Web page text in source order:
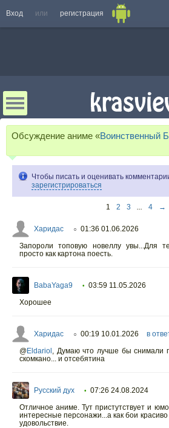
Вход или регистрация
Обсуждение аниме «Воинственный
Чтобы писать и оценивать
зарегистрироваться
1 2 3 ... 4 →
Харидас ○ 01:36 01.06.2026
Запороли топовую новеллу увы...Для
просто как картона поесть.
BabaYaga9 • 03:59 11.05.2026
Хорошее
Харидас ○ 00:19 10.01.2026 в
@Eldariol , Думаю что лучше бы снимали
скомкано... и отсебятина
Русский дух • 07:26 24.08.2024
Отличное аниме. Тут пристутствует и
интересные персонажи...а как бои
удовольствие.